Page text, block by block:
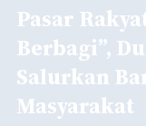
Pasar
Berbagi”,
Salurkan
Masyarakat